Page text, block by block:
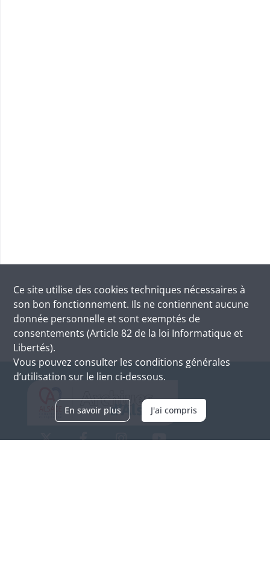
Ce site utilise des cookies techniques nécessaires à
son bon fonctionnement. Ils ne contiennent aucune
donnée personnelle et sont exemptés de
consentements (Article 82 de la loi Informatique et
Libertés).
Vous pouvez consulter les conditions générales
d’utilisation sur le lien ci-dessous.
En savoir plus J'ai compris